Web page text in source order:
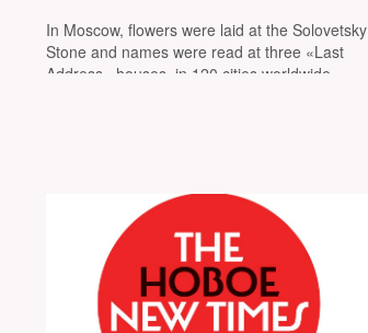
In Moscow, flowers were laid at the Solovetsky
Stone and names were read at three «Last
Address» houses, in 120 cities worldwide,